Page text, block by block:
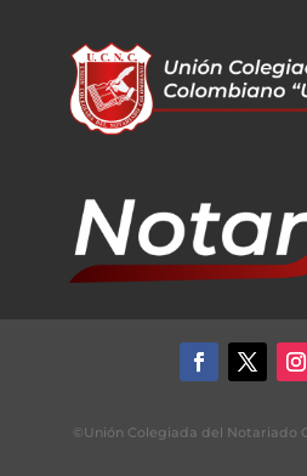
©Unión Colegiada del Notariado